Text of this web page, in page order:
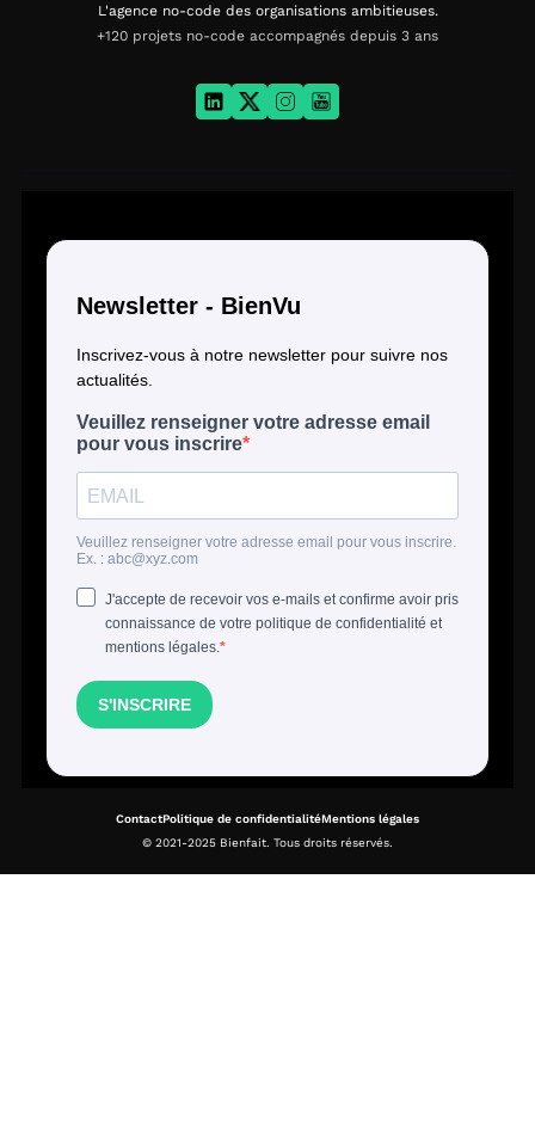
L'agence no-code des organisations ambitieuses.
+120 projets no-code accompagnés depuis 3 ans
© 2021-2025 Bienfait. Tous droits réservés.
ContactPolitique de confidentialitéMentions légales